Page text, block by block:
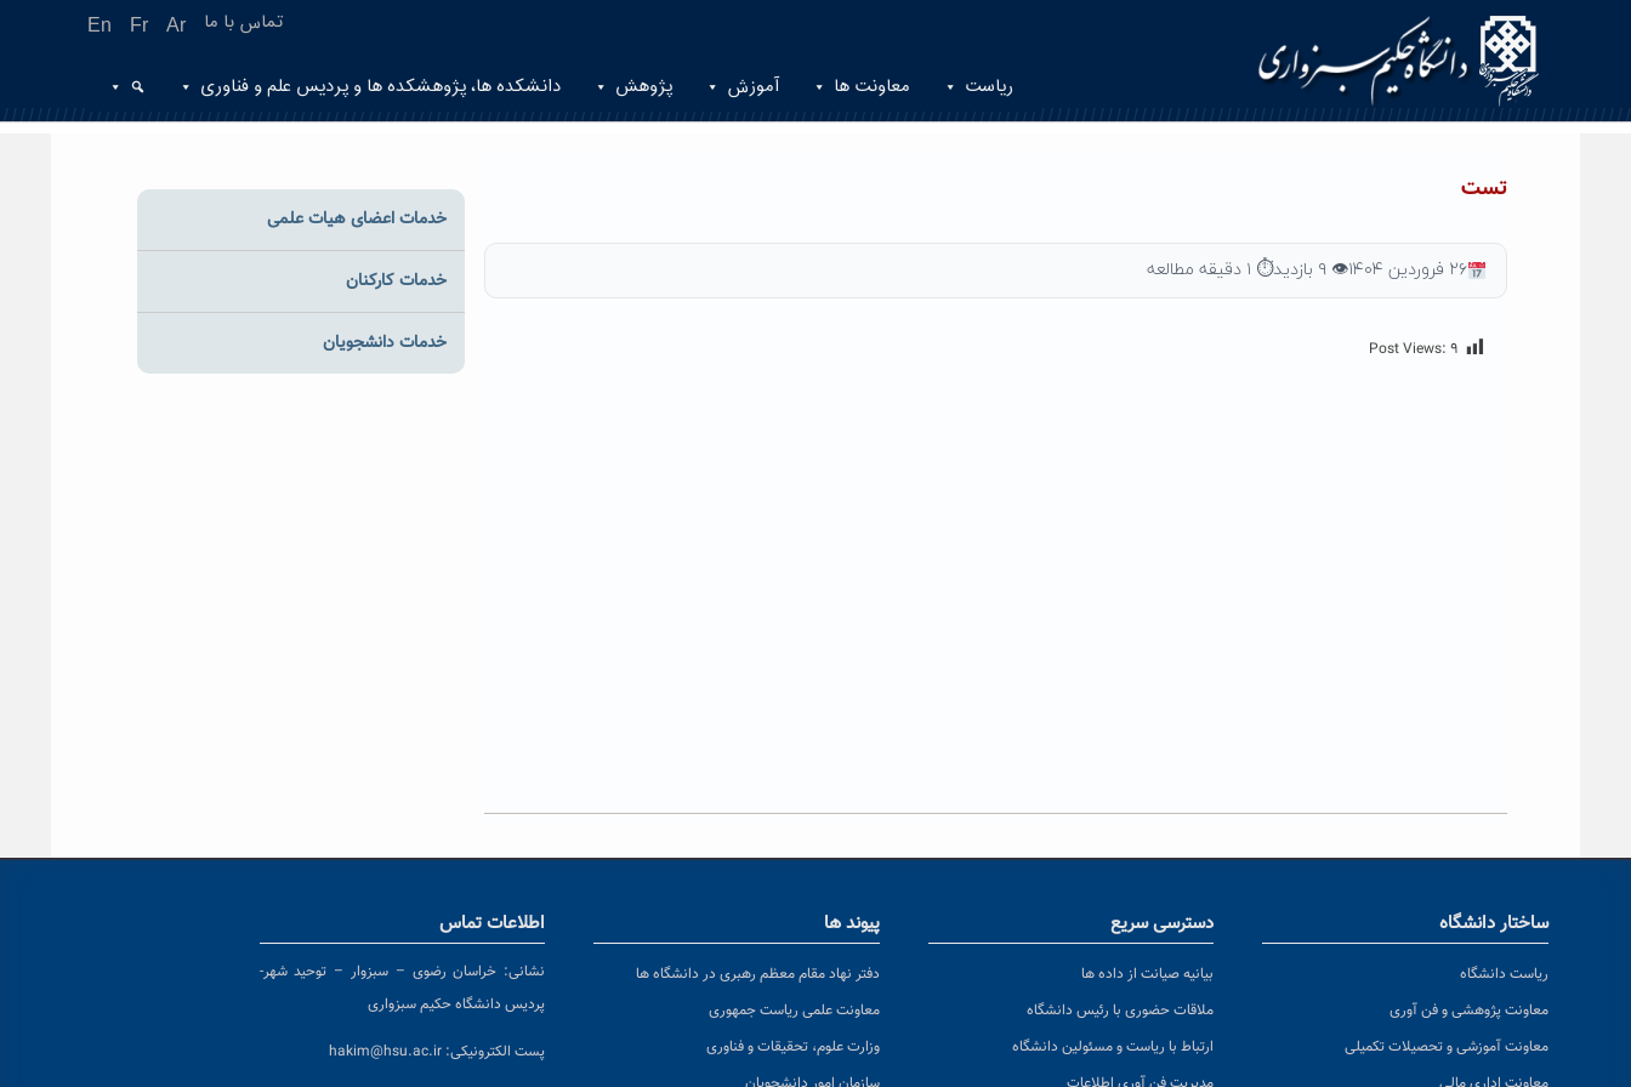
En Fr Ar تماس با ما
ریاست معاونت ها آموزش پژوهش دانشکده ها، پژوهشکده ها و پردیس علم و فناوری
تست
۲۶ فروردین ۱۴۰۴ 👁 ۹ بازدید ⏱ ۱ دقیقه مطالعه
Post Views: ۹
خدمات اعضای هیات علمی
خدمات کارکنان
خدمات دانشجویان
ساختار دانشگاه
ریاست دانشگاه
معاونت پژوهشی و فن آوری
معاونت آموزشی و تحصیلات تکمیلی
دسترسی سریع
بیانیه صیانت از داده ها
ملاقات حضوری با رئیس دانشگاه
ارتباط با ریاست و مسئولین دانشگاه
پیوند ها
دفتر نهاد مقام معظم رهبری در دانشگاه ها
معاونت علمی ریاست جمهوری
وزارت علوم، تحقیقات و فناوری
اطلاعات تماس
نشانی: خراسان رضوی – سبزوار – توحید شهر-
پردیس دانشگاه حکیم سبزواری
پست الکترونیکی: hakim@hsu.ac.ir